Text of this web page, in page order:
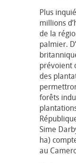
Plus
millions
de la
palmier.
prévoient
des
forêts
Sime
ha)
au